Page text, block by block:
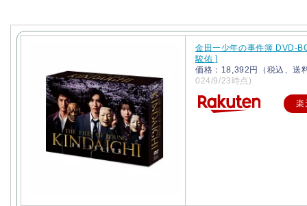
金田一少年の事件簿 DVD-
駿佑 ]
価格：18,392円（税込、送
024/9/23時点)
楽